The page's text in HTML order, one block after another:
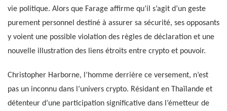
vie politique. Alors que Farage affirme qu’il s’agit d’un geste
purement personnel destiné à assurer sa sécurité, ses opposants
y voient une possible violation des règles de déclaration et une
nouvelle illustration des liens étroits entre crypto et pouvoir.
Christopher Harborne, l’homme derrière ce versement, n’est
pas un inconnu dans l’univers crypto. Résidant en Thaïlande et
détenteur d’une participation significative dans l’émetteur de